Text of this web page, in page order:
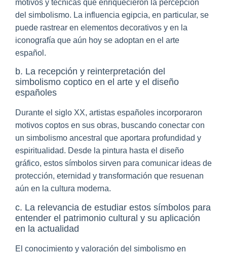
motivos y técnicas que enriquecieron la percepción
del simbolismo. La influencia egipcia, en particular, se
puede rastrear en elementos decorativos y en la
iconografía que aún hoy se adoptan en el arte
español.
b. La recepción y reinterpretación del
simbolismo coptico en el arte y el diseño
españoles
Durante el siglo XX, artistas españoles incorporaron
motivos coptos en sus obras, buscando conectar con
un simbolismo ancestral que aportara profundidad y
espiritualidad. Desde la pintura hasta el diseño
gráfico, estos símbolos sirven para comunicar ideas de
protección, eternidad y transformación que resuenan
aún en la cultura moderna.
c. La relevancia de estudiar estos símbolos para
entender el patrimonio cultural y su aplicación
en la actualidad
El conocimiento y valoración del simbolismo en